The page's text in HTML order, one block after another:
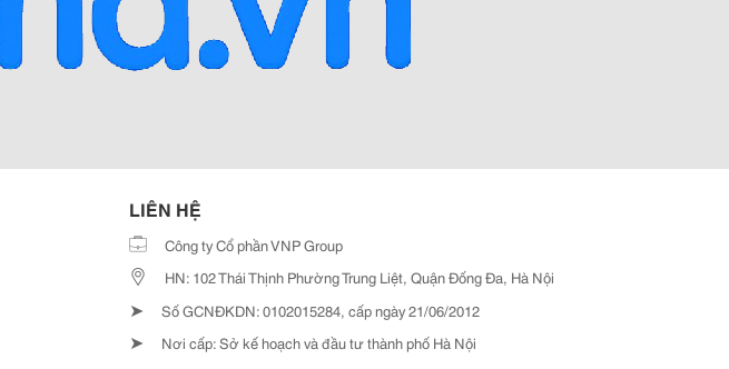
LIÊN HỆ
Công ty Cổ phần VNP Group
HN: 102 Thái Thịnh Phường Trung Liệt, Quận Đống Đa, Hà Nội
➤ Số GCNĐKDN: 0102015284, cấp ngày 21/06/2012
➤ Nơi cấp: Sở kế hoạch và đầu tư thành phố Hà Nội